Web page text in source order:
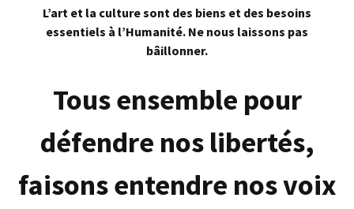
L’art et la culture sont des biens et des besoins
essentiels à l’Humanité. Ne nous laissons pas
bâillonner.
Tous ensemble pour
défendre nos libertés,
faisons entendre nos voix